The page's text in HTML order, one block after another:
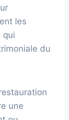
les
qui
du
une